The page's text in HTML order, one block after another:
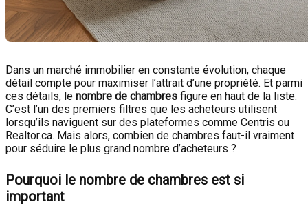
Dans un marché immobilier en constante évolution, chaque
détail compte pour maximiser l’attrait d’une propriété. Et parmi
ces détails, le nombre de chambres figure en haut de la liste.
C’est l’un des premiers filtres que les acheteurs utilisent
lorsqu’ils naviguent sur des plateformes comme Centris ou
Realtor.ca. Mais alors, combien de chambres faut-il vraiment
pour séduire le plus grand nombre d’acheteurs ?
Pourquoi le nombre de chambres est si
important